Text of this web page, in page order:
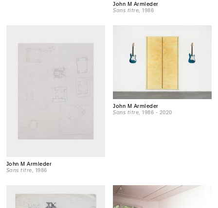
John M Armleder
Sans titre , 1986
John M Armleder
Sans titre , 1986
John M Armleder
Sans titre , 1986 - 2020